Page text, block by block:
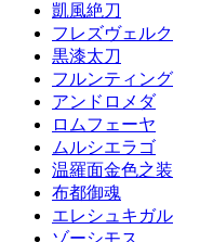
凱風絶刀
フレズヴェルク
黒漆太刀
フルンティング
アンドロメダ
ロムフェーヤ
ムルシエラゴ
温羅面金色之装
布都御魂
エレシュキガル
ゾーシモス